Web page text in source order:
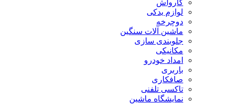
کارواش
لوازم یدکی
دوچرخه
ماشین آلات سنگین
جلوبندی سازی
مکانیکی
امداد خودرو
باربری
صافکاری
تاکسی تلفنی
نمایشگاه ماشین